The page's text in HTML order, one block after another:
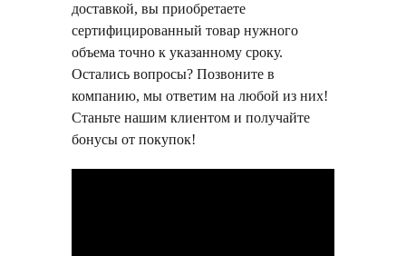
доставкой, вы приобретаете
сертифицированный товар нужного
объема точно к указанному сроку.
Остались вопросы? Позвоните в
компанию, мы ответим на любой из них!
Станьте нашим клиентом и получайте
бонусы от покупок!